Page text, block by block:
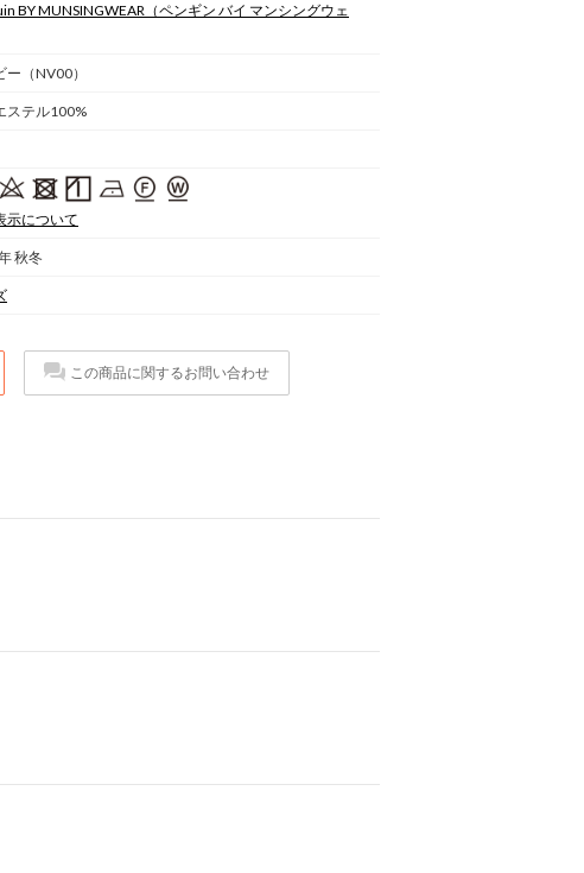
BY MUNSINGWEAR （ペンギン バイ マンシングウェ
ー（NV00）
ステル100%
示について
秋冬
この商品に関するお問い合わせ